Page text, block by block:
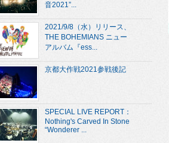
音2021”...
2021/9/8（水）リリース、
THE BOHEMIANS ニュー
アルバム『ess...
京都大作戦2021参戦後記
SPECIAL LIVE REPORT：
Nothing's Carved In Stone
“Wonderer ...